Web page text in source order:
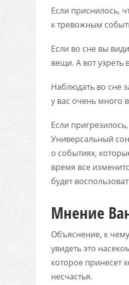
Если приснилось,
к тревожным
Если во сне вы
вещи. А вот
Наблюдать во сне
у вас очень много
Если
Универсальный
о событиях,
время все
будет
Мнение
Объяснение, к
увидеть это
которое принесет
несчастья.